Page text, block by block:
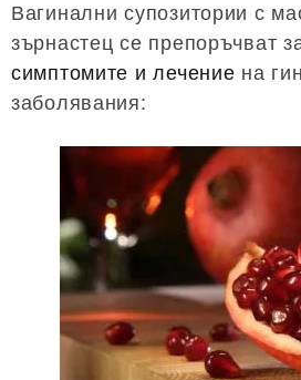
Вагинални супозитории с
зърнастец се препоръчват
симптомите и лечение на
заболявания: